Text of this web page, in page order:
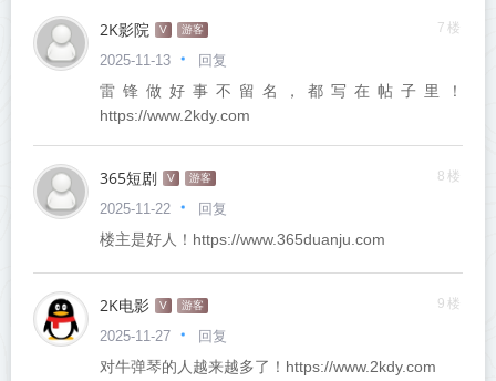
2K影院 V 游客 7楼
2025-11-13 回复
雷锋做好事不留名，都写在帖子里！
https://www.2kdy.com
365短剧 V 游客 8楼
2025-11-22 回复
楼主是好人！https://www.365duanju.com
2K电影 V 游客 9楼
2025-11-27 回复
对牛弹琴的人越来越多了！https://www.2kdy.com